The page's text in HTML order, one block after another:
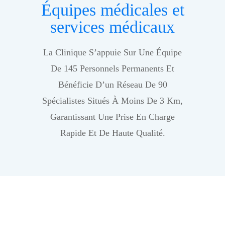
Équipes médicales et
services médicaux
La Clinique S’appuie Sur Une Équipe
De 145 Personnels Permanents Et
Bénéficie D’un Réseau De 90
Spécialistes Situés À Moins De 3 Km,
Garantissant Une Prise En Charge
Rapide Et De Haute Qualité.